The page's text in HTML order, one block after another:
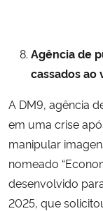
Agência de
cassados ao
A DM9, agência
em uma crise
manipular
nomeado
desenvolvido
2025, que